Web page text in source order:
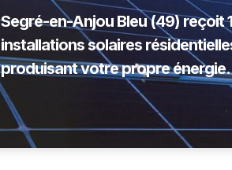
Segré-en-Anjou Bleu (49) reçoit
installations solaires
produisant votre propre énergie.